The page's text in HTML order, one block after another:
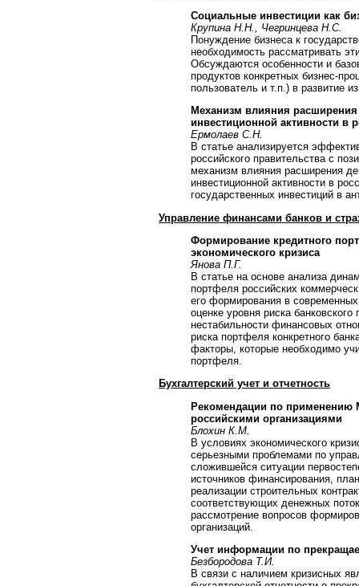
Социальные инвестиции как
Крупина Н.Н., Чегринцева Н.С.
Понуждение бизнеса к
необходимость рассматривать
Обсуждаются особенности и
продуктов конкретных бизнес-
пользователь и т.п.) в развитие
Механизм влияния
инвестиционной активности в
Ермолаев С.Н.
В статье анализируется
российского правительства с
механизм влияния расширения
инвестиционной активности в
государственных инвестиций в
Управление финансами банков и
Формирование кредитного
экономического кризиса
Янова П.Г.
В статье на основе анализа
портфеля российских
его формирования в
оценке уровня риска
нестабильности финансовых
риска портфеля конкретного
факторы, которые необходимо
портфеля.
Бухгалтерский учет и отчетность
Рекомендации по применению
российскими организациями
Блохин К.М.
В условиях экономического
серьезными проблемами по
сложившейся ситуации
источников финансирования,
реализации строительных
соответствующих денежных
рассмотрение вопросов
организаций.
Учет информации по
Безбородова Т.И.
В связи с наличием кризисных